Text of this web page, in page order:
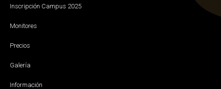
Inscripción Campus 2025
Monitores
Precios
Galería
Información